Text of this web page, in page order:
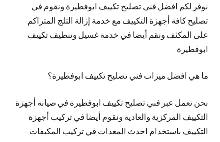
نوفر لكم افضل فني تصليح تكييف ابوفطيرة ونقوم في
تصليح كافة أجهزة التكييف مع خدمة إزالة الثلج المتراكم
على المكثف ونقم أيضا في خدمة غسيل وتنظيف تكييف
ابوفطيرة
ما هي افضل ميزات فني تصليح تكييف ابوفطيرة؟
نحن نعمل عبر فني تصليح تكييف ابوفطيرة في صيانة أجهزة
التكييف المركزية والعادية ونقوم أيضا في تركيب أجهزة
التكييف باستخدام احدث المعدات في تركيب المكيفات